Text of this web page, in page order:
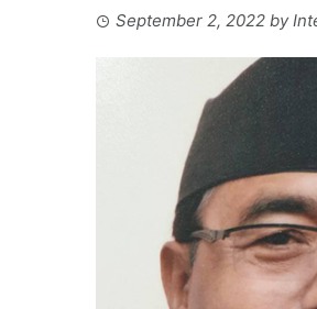
September 2, 2022 by